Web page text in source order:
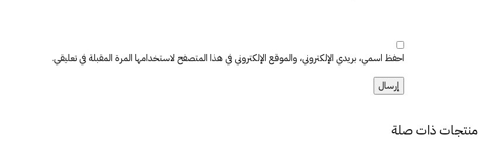
احفظ اسمي، بريدي الإلكتروني، والموقع الإلكتروني في هذا المتصفح لاستخدامها المرة المقبلة في تعليقي.
منتجات ذات صلة